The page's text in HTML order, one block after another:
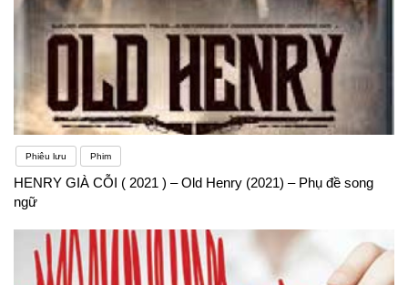
Phiêu lưu Phim
HENRY GIÀ CỖI ( 2021 ) – Old Henry (2021) – Phụ đề song
ngữ